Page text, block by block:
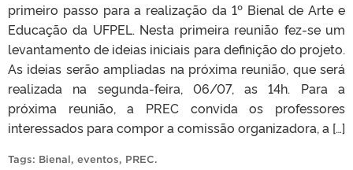
primeiro passo para a realização da 1º Bienal de Arte e
Educação da UFPEL. Nesta primeira reunião fez-se um
levantamento de ideias iniciais para definição do projeto.
As ideias serão ampliadas na próxima reunião, que será
realizada na segunda-feira, 06/07, as 14h. Para a
próxima reunião, a PREC convida os professores
interessados para compor a comissão organizadora, a […]
Tags: Bienal, eventos, PREC.